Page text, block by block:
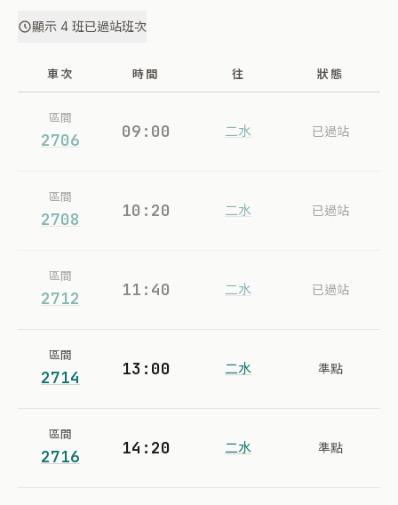
顯示 4 班已過站班次
車次 時間 往 狀態
區間
2706 09:00 二水 已過站
區間
2708 10:20 二水 已過站
區間
2712 11:40 二水 已過站
區間
2714 13:00 二水 準點
區間
2716 14:20 二水 準點